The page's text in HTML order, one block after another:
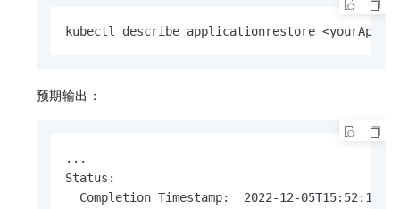
kubectl describe applicationrestore
预期输出：
...
Status:
  Completion Timestamp:  2022-12-05T15:52:19Z